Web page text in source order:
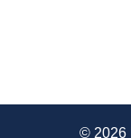
© 2026